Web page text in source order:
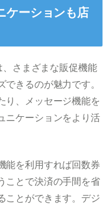
ケーションも店
さまざまな販促機能
きるのが魅力です。
り、メッセージ機能を
ニケーションをより活
能を利用すれば回数券
ことで決済の手間を省
ことができます。デジ